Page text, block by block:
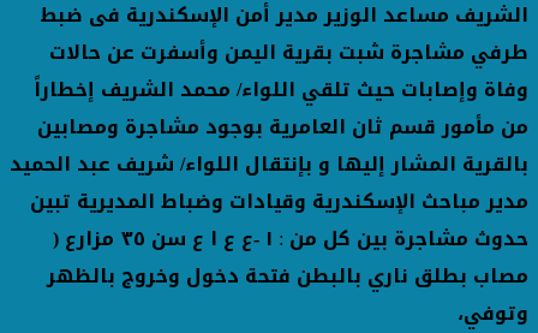
الشريف مساعد الوزير مدير أمن الإسكندرية فى ضبط
طرفي مشاجرة شبت بقرية اليمن وأسفرت عن حالات
وفاة وإصابات حيث تلقي اللواء/ محمد الشريف إخطاراً
من مأمور قسم ثان العامرية بوجود مشاجرة ومصابين
بالقرية المشار إليها و بإنتقال اللواء/ شريف عبد الحميد
مدير مباحث الإسكندرية وقيادات وضباط المديرية تبين
حدوث مشاجرة بين كل من : ١ -
ع ع ا ع سن ٣٥ مزارع (
مصاب بطلق ناري بالبطن فتحة دخول وخروج بالظهر
وتوفي،